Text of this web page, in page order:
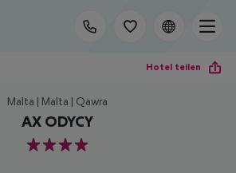
Hotel teilen
Malta | Malta | Qawra
AX ODYCY
4